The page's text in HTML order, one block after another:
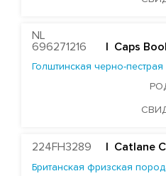
NL
696271216
| Caps
Голштинская черно-
224FH3289 | Catlane
Британская фризская